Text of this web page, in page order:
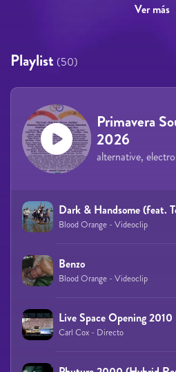
Ver más
Playlist (50)
Primavera
2026
Dark & Handsome (feat.
Blood Orange - Videoclip
Benzo
Blood Orange - Videoclip
Live Space Opening 2010
Carl Cox - Directo